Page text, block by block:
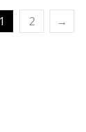
1 2 →